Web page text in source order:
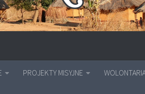
PROJEKTY MISYJNE